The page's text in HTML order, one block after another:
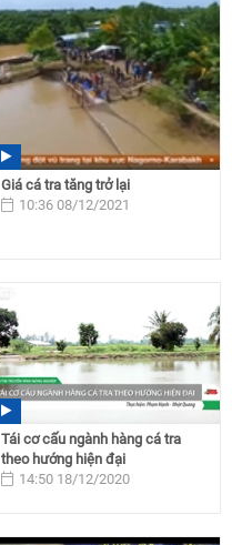
Giá cá tra tăng trở lại
10:36 08/12/2021
Tái cơ cấu ngành hàng cá tra
theo hướng hiện đại
14:50 18/12/2020